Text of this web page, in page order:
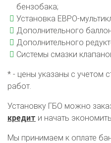
бензобака;
Установка ЕВРО-
Дополнительного
Дополнительного
Системы смазки
* - цены указаны с учетом
работ.
Установку ГБО можно
кредит и начать
Мы принимаем к оплате